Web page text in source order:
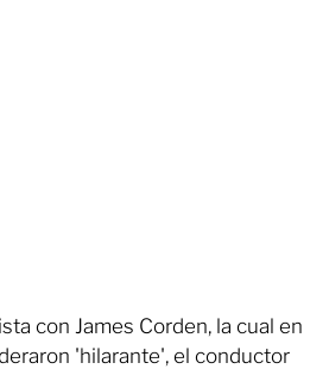
con James Corden, la cual en
'hilarante', el conductor